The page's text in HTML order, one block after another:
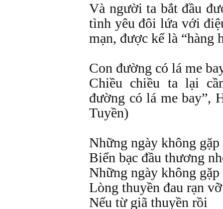
Và người ta bắt đầu
tình yêu đôi lứa với
mạn, được kể là “hàng
Con đường có lá me
Chiều chiều ta lại
đường có lá me bay”,
Tuyền)
Những ngày không gặp
Biển bạc đầu thương
Những ngày không gặp
Lòng thuyền đau rạn vỡ
Nếu từ giã thuyền rồi